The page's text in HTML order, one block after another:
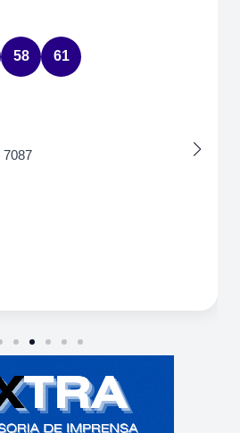
58 61
7087